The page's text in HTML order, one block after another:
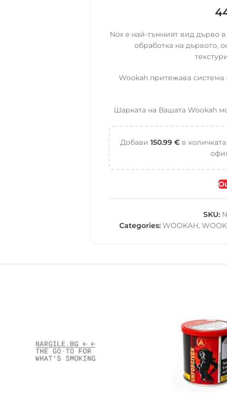
Nox e най-тъмният вид дърво
обработка на дървото,
Wookah притежава система
Шарката на Вашата Wookah
Добави 150.99 €в
SKU:
Categories: WOOKAH,